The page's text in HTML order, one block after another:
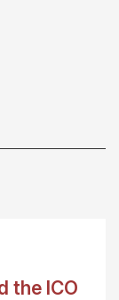
the ICO